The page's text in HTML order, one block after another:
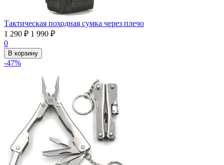
Тактическая походная сумка через плечо
1 290 ₽ 1 990 ₽
0
В корзину
-47%